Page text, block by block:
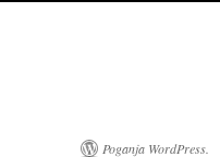
Poganja WordPress.